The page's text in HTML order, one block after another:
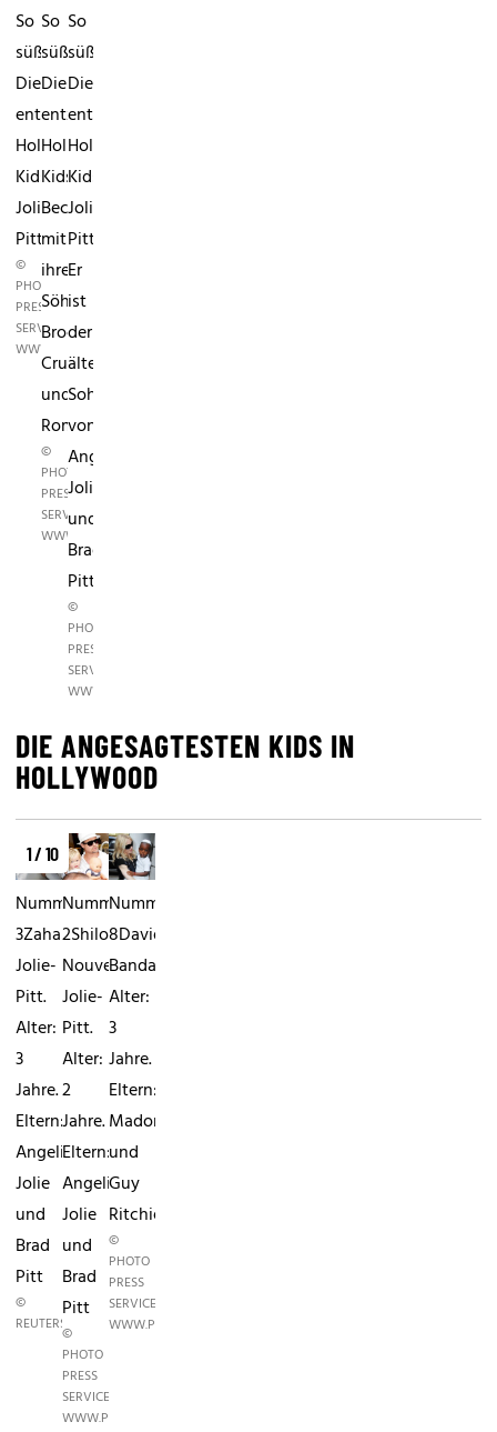
So
süß!
Die
entzückendsten
Hollywood-
KidsMaddox
Jolie-
Pitt
©
PHOTO
PRESS
SERVICE,
WWW.PHOTOPRESS.AT
So
süß!
Die
entzückendsten
Hollywood-
KidsVictoria
Beckham
mit
ihren
Söhnen
Brooklyn,
Cruz
und
Romeo.
©
PHOTO
PRESS
SERVICE,
WWW.PHOTOPRESS.AT
So
süß!
Die
entzückendsten
Hollywood-
KidsMaddox
Jolie-
Pitt:
Er
ist
der
älteste
Sohn
von
Angelina
Jolie
und
Brad
Pitt.
©
PHOTO
PRESS
SERVICE,
WWW.PHOTOPRESS.AT
DIE ANGESAGTESTEN KIDS IN
HOLLYWOOD
1 / 10
Nummer
3Zahara
Jolie-
Pitt.
Alter:
3
Jahre.
Eltern:
Angelina
Jolie
und
Brad
Pitt
©
REUTERS
Nummer
2Shiloh
Nouvel
Jolie-
Pitt.
Alter:
2
Jahre.
Eltern:
Angelina
Jolie
und
Brad
Pitt
©
PHOTO
PRESS
SERVICE,
WWW.PHOTOPRESS.AT
Nummer
8David
Banda.
Alter:
3
Jahre.
Eltern:
Madonna
und
Guy
Ritchie
©
PHOTO
PRESS
SERVICE,
WWW.PHOTOPRESS.AT